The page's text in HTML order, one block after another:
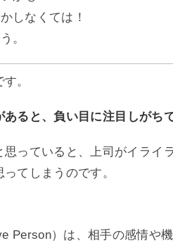
しなくては！
。
。
ると、負い目に注目しがちで
っていると、上司がイライ
てしまうのです。
Person）は、相手の感情や